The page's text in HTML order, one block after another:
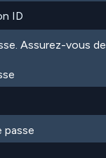
Assurez-vous
passe